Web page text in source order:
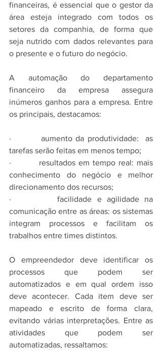
financeiras, é essencial que o gestor da
área esteja integrado com todos os
setores da companhia, de forma que
seja nutrido com dados relevantes para
o presente e o futuro do negócio.
A automação do departamento
financeiro da empresa assegura
inúmeros ganhos para a empresa. Entre
os principais, destacamos:
·         aumento da produtividade:  as
tarefas serão feitas em menos tempo;
·         resultados em tempo real: mais
conhecimento do negócio e melhor
direcionamento dos recursos;
·         facilidade e agilidade na
comunicação entre as áreas: os sistemas
integram processos e facilitam os
trabalhos entre times distintos.
O empreendedor deve identificar os
processos que podem ser
automatizados e em qual ordem isso
deve acontecer. Cada item deve ser
mapeado e escrito de forma clara,
evitando várias interpretações. Entre as
atividades que podem ser
automatizadas, ressaltamos: